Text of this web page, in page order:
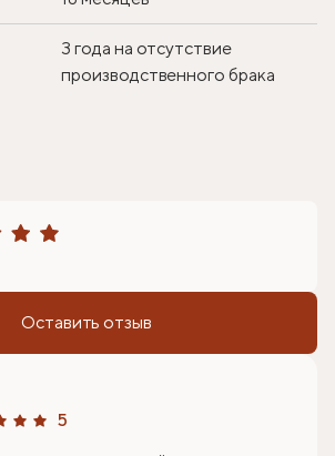
3 года на отсутствие
производственного брака
Оставить отзыв
5